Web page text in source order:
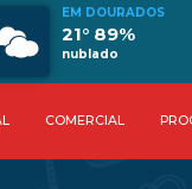
EM DOURADOS
21° 89%
nublado
COMERCIAL